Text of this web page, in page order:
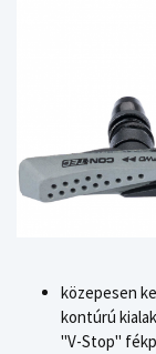
közepesen
kontúrú
"V-Stop"